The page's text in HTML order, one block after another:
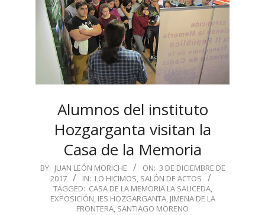
Alumnos del instituto
Hozgarganta visitan la
Casa de la Memoria
2017-
BY: JUAN LEÓN MORICHE ON: 3 DE DICIEMBRE DE
2017
IN: LO HICIMOS, SALÓN DE ACTOS
TAGGED: CASA DE LA MEMORIA LA SAUCEDA,
EXPOSICIÓN, IES HOZGARGANTA, JIMENA DE LA
FRONTERA, SANTIAGO MORENO